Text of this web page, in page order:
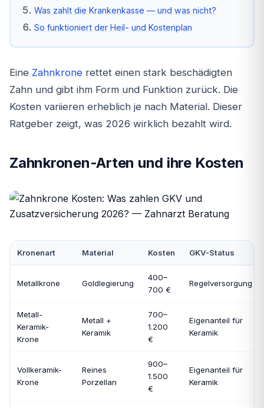
Was zahlt die Krankenkasse — und was nicht?
So funktioniert der Heil- und Kostenplan
Eine Zahnkrone rettet einen stark beschädigten
Zahn und gibt ihm Form und Funktion zurück. Die
Kosten variieren erheblich je nach Material. Dieser
Ratgeber zeigt, was 2026 wirklich bezahlt wird.
Zahnkronen-Arten und ihre Kosten
Kronenart Material Kosten GKV-Status
Metallkrone Goldlegierung
400–
700 €
Regelversorgung
Metall-
Keramik-
Krone
Metall +
Keramik
700–
1.200
€
Eigenanteil für
Keramik
Vollkeramik-
Krone
Reines
Porzellan
900–
1.500
€
Eigenanteil für
Keramik